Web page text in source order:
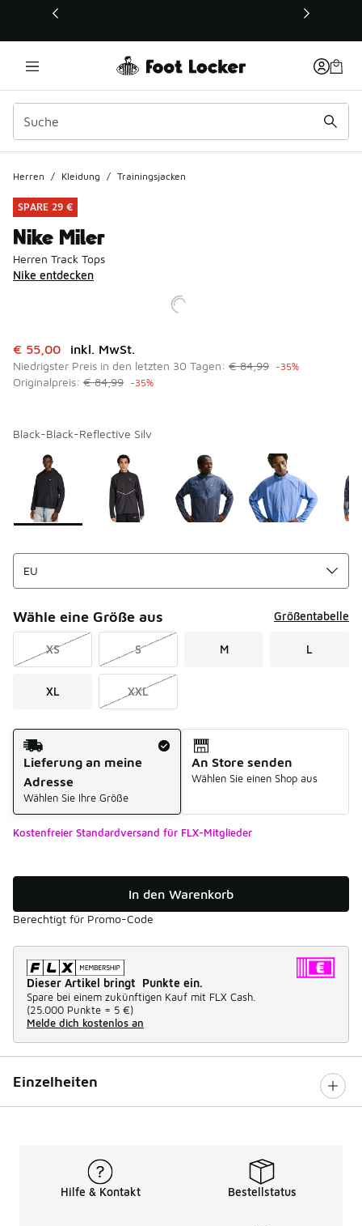
Dieser Link öffnet sich in einem neuen Fenster
Herren / Kleidung / Trainingsjacken
SPARE 29 €
Nike Miler
Herren Track Tops
Nike entdecken
Dieser Artikel ist im Sale. Der Preis ist von auf € 55,00
€ 55,00 inkl. MwSt.
Niedrigster Preis in den letzten 30 Tagen: € 84,99 -35%
Originalpreis: € 84,99 -35%
Black-Black-Reflective Silv
Seite 1 von 1 zeigt die Farben 1 bis 5 von 5 an.
Bitte wählen Sie einen Stil aus *
Wähle eine Größe aus Größentabelle
XS S M L
XL XXL
Versandart
Lieferung an meine
Adresse
Wählen Sie Ihre Größe
An Store senden
Wählen Sie einen Shop aus
Kostenfreier Standardversand für FLX-Mitglieder
In den Warenkorb
Berechtigt für Promo-Code
Dieser Artikel bringt Punkte ein.
Spare bei einem zukünftigen Kauf mit FLX Cash.
(25.000 Punkte = 5 €)
Melde dich kostenlos an
Einzelheiten
Hilfe & Kontakt Bestellstatus